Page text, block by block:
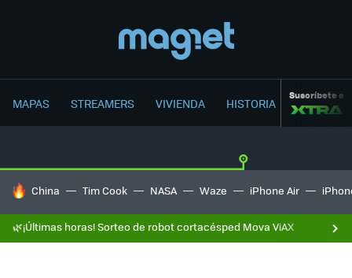
MAPAS STREAMERS VIVIENDA HISTORIA Suscríbete a
HOY SE HABLA DE
China Tim Cook NASA Waze iPhone Air
🌿¡Últimas horas! Sorteo de robot cortacésped Mova ViAX